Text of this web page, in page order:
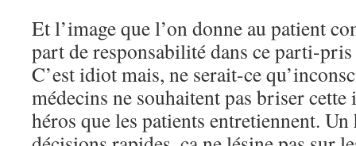
Et l’image que l’on donne au patient
part de responsabilité dans ce parti-
C’est idiot mais, ne serait-ce
médecins ne souhaitent pas briser
héros que les patients entretiennent. Un